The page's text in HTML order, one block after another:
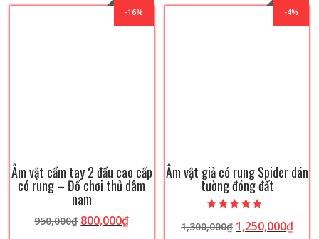
-16%
Âm vật cầm tay 2 đầu cao cấp
có rung – Đồ chơi thủ dâm
nam
950,000₫ Giá
800,000₫Giá
-4%
Âm vật giả có rung Spider dán
tường đóng đất
5.00
5 sao
1,300,000₫ Giá
1,250,000₫Giá